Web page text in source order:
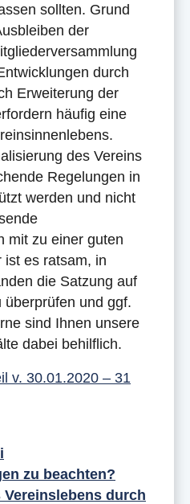
sollten. Grund
der
durch
Erweiterung der
häufig eine
des Vereins
Regelungen in
werden und nicht
mit zu einer guten
ist es ratsam, in
die Satzung auf
überprüfen und ggf.
sind Ihnen unsere
dabei behilflich.
v. 30.01.2020 – 31
zu beachten?
durch